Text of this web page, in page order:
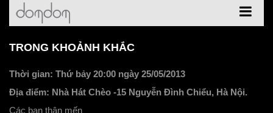
TRONG KHOẢNH KHẮC
Thời gian: Thứ bảy 20:00 ngày 25/05/2013
Địa điểm: Nhà Hát Chèo -15 Nguyễn Đình Chiểu, Hà Nội.
Các bạn thân mến